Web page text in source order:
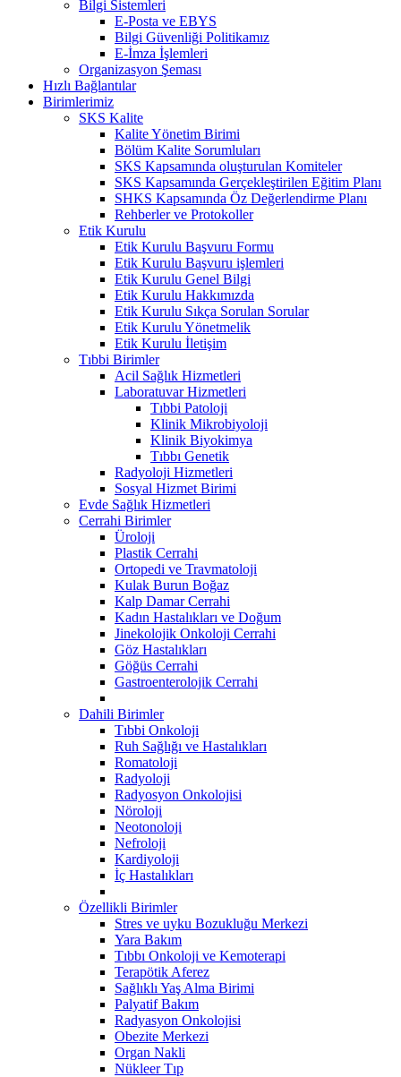
Bilgi Sistemleri
E-Posta ve EBYS
Bilgi Güvenliği Politikamız
E-İmza İşlemleri
Organizasyon Şeması
Hızlı Bağlantılar
Birimlerimiz
SKS Kalite
Kalite Yönetim Birimi
Bölüm Kalite Sorumluları
SKS Kapsamında oluşturulan Komiteler
SKS Kapsamında Gerçekleştirilen Eğitim Planı
SHKS Kapsamında Öz Değerlendirme Planı
Rehberler ve Protokoller
Etik Kurulu
Etik Kurulu Başvuru Formu
Etik Kurulu Başvuru işlemleri
Etik Kurulu Genel Bilgi
Etik Kurulu Hakkımızda
Etik Kurulu Sıkça Sorulan Sorular
Etik Kurulu Yönetmelik
Etik Kurulu İletişim
Tıbbi Birimler
Acil Sağlık Hizmetleri
Laboratuvar Hizmetleri
Tıbbi Patoloji
Klinik Mikrobiyoloji
Klinik Biyokimya
Tıbbı Genetik
Radyoloji Hizmetleri
Sosyal Hizmet Birimi
Evde Sağlık Hizmetleri
Cerrahi Birimler
Üroloji
Plastik Cerrahi
Ortopedi ve Travmatoloji
Kulak Burun Boğaz
Kalp Damar Cerrahi
Kadın Hastalıkları ve Doğum
Jinekolojik Onkoloji Cerrahi
Göz Hastalıkları
Göğüs Cerrahi
Gastroenterolojik Cerrahi
Dahili Birimler
Tıbbi Onkoloji
Ruh Sağlığı ve Hastalıkları
Romatoloji
Radyoloji
Radyosyon Onkolojisi
Nöroloji
Neotonoloji
Nefroloji
Kardiyoloji
İç Hastalıkları
Özellikli Birimler
Stres ve uyku Bozukluğu Merkezi
Yara Bakım
Tıbbı Onkoloji ve Kemoterapi
Terapötik Aferez
Sağlıklı Yaş Alma Birimi
Palyatif Bakım
Radyasyon Onkolojisi
Obezite Merkezi
Organ Nakli
Nükleer Tıp